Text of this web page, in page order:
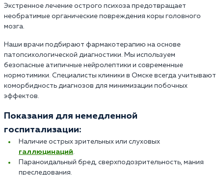
Экстренное лечение острого психоза предотвращает
необратимые органические повреждения коры головного
мозга.
Наши врачи подбирают фармакотерапию на основе
патопсихологической диагностики. Мы используем
безопасные атипичные нейролептики и современные
нормотимики. Специалисты клиники в Омске всегда учитывают
коморбидность диагнозов для минимизации побочных
эффектов.
Показания для немедленной
госпитализации:
Наличие острых зрительных или слуховых
галлюцинаций.
Параноидальный бред, сверхподозрительность, мания
преследования.